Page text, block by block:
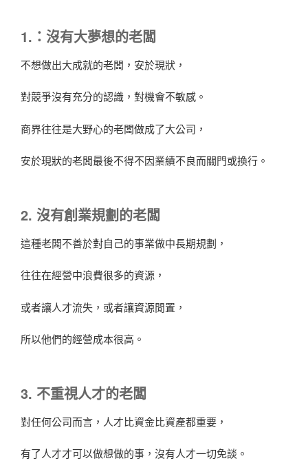
1.：沒有大夢想的老闆
不想做出大成就的老闆，安於現狀，
對競爭沒有充分的認識，對機會不敏感。
商界往往是大野心的老闆做成了大公司，
安於現狀的老闆最後不得不因業績不良而關門或換行。
2. 沒有創業規劃的老闆
這種老闆不善於對自己的事業做中長期規劃，
往往在經營中浪費很多的資源，
或者讓人才流失，或者讓資源閒置，
所以他們的經營成本很高。
3. 不重視人才的老闆
對任何公司而言，人才比資金比資產都重要，
有了人才才可以做想做的事，沒有人才一切免談。